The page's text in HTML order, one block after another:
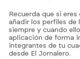
Recuerda que si
añadir los perfiles de
siempre y cuando
aplicación de forma
integrantes de tu
desde El Jornalero.